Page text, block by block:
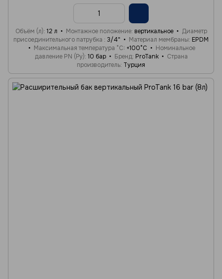
Объём (л) 12 л Монтажное положение вертикальное
Диаметр
присоединительного патрубка
3/4" Материал мембраны EPDM
Максимальная температура °C +100°C
Номинальное
давление PN (Ру) 10 бар Бренд ProTank
Страна
производитель Турция